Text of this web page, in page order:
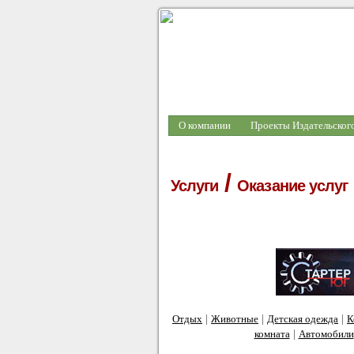
О компании Проекты
Услуги /Оказание услуг
Отдых | Животные | Детская одежда |
комната | Автомобили